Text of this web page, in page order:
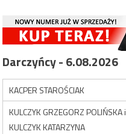
Darczyńcy - 6.08.2026
KACPER STAROŚCIAK
KULCZYK GRZEGORZ POLIŃSKA i
KULCZYK KATARZYNA